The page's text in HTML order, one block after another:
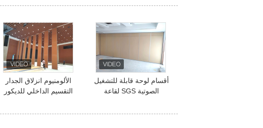
الألومنيوم انزلاق الجدار
التقسيم الداخلي للديكور
أقسام لوحة قابلة للتشغيل
الصوتية SGS لقاعة